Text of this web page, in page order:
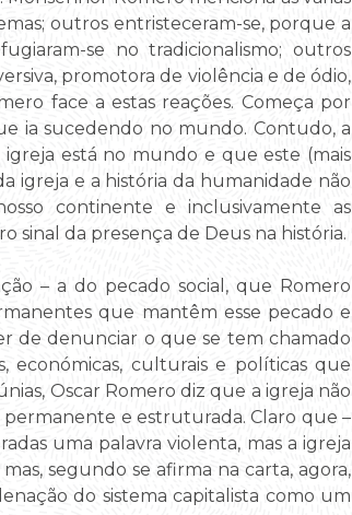
outros entristeceram-se, porque a
se no tradicionalismo; outros
promotora de violência e de ódio,
face a estas reações. Começa por
ia sucedendo no mundo. Contudo, a
está no mundo e que este (mais
igreja e a história da humanidade não
continente e inclusivamente as
sinal da presença de Deus na história.
– a do pecado social, que Romero
que mantêm esse pecado e
de denunciar o que se tem chamado
económicas, culturais e políticas que
Oscar Romero diz que a igreja não
permanente e estruturada. Claro que –
uma palavra violenta, mas a igreja
segundo se afirma na carta, agora,
do sistema capitalista como um